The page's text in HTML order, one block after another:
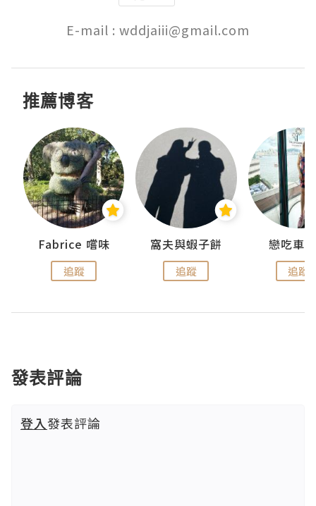
E-mail : wddjaiii@gmail.com
推薦博客
Fabrice 嚐味
追蹤
窩夫與蝦子餅
追蹤
戀吃車
追蹤
發表評論
登入發表評論